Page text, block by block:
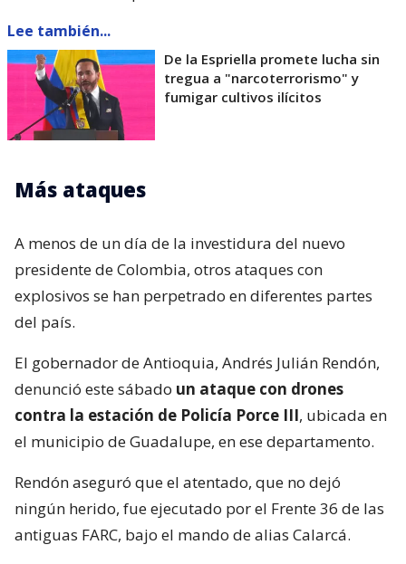
Lee también...
De la Espriella promete lucha sin
tregua a "narcoterrorismo" y
fumigar cultivos ilícitos
Más ataques
A menos de un día de la investidura del nuevo
presidente de Colombia, otros ataques con
explosivos se han perpetrado en diferentes partes
del país.
El gobernador de Antioquia, Andrés Julián Rendón,
denunció este sábado un ataque con drones
contra la estación de Policía Porce III, ubicada en
el municipio de Guadalupe, en ese departamento.
Rendón aseguró que el atentado, que no dejó
ningún herido, fue ejecutado por el Frente 36 de las
antiguas FARC, bajo el mando de alias Calarcá.